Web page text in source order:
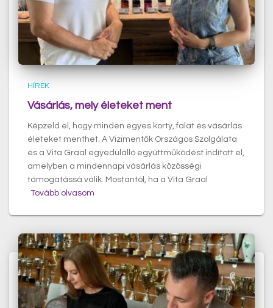
HÍREK
Vásárlás, mely életeket ment
Képzeld el, hogy minden egyes korty, falat és vásárlás
életeket menthet. A Vizimentők Országos Szolgálata
és a Vita Graal egyedülálló együttműködést indított el,
amelyben a mindennapi vásárlás közösségi
támogatássá válik. Mostantól, ha a Vita Graal
Tovább olvasom